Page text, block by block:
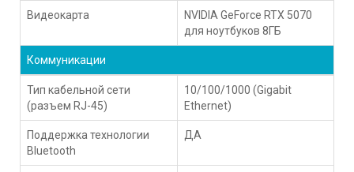
Видеокарта
NVIDIA GeForce RTX 5070
для ноутбуков 8ГБ
Коммуникации
Тип кабельной сети
(разъем RJ-45)
10/100/1000 (Gigabit
Ethernet)
Поддержка технологии
Bluetooth
ДА